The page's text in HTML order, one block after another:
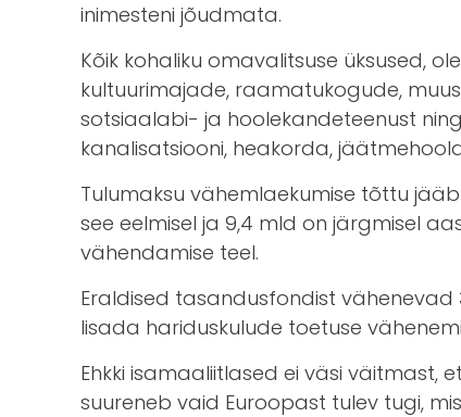
inimesteni jõudmata.
Kõik kohaliku omavalitsuse üksused,
kultuurimajade, raamatukogude,
sotsiaalabi- ja hoolekandeteenust
kanalisatsiooni, heakorda,
Tulumaksu vähemlaekumise tõttu
see eelmisel ja 9,4 mld on järgmisel
vähendamise teel.
Eraldised tasandusfondist vähenevad
lisada hariduskulude toetuse
Ehkki isamaaliitlased ei väsi
suureneb vaid Euroopast tulev tugi,